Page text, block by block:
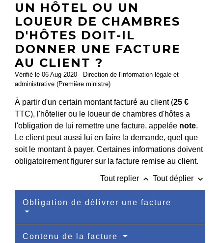
UN HÔTEL OU UN
LOUEUR DE CHAMBRES
D'HÔTES DOIT-IL
DONNER UNE FACTURE
AU CLIENT ?
Vérifié le 06 Aug 2020 - Direction de l'information légale et
administrative (Première ministre)
À partir d'un certain montant facturé au client (25 €
TTC), l'hôtelier ou le loueur de chambres d'hôtes a
l'obligation de lui remettre une facture, appelée note.
Le client peut aussi lui en faire la demande, quel que
soit le montant à payer. Certaines informations doivent
obligatoirement figurer sur la facture remise au client.
Tout replier keyboard_arrow_up Tout déplier keyboard_arrow_down
Obligation de délivrer une facture
Contenu de la facture